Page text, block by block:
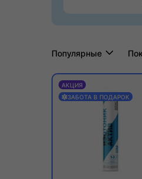
Популярные
АКЦИЯ
ЗАБОТА В ПОДАРОК